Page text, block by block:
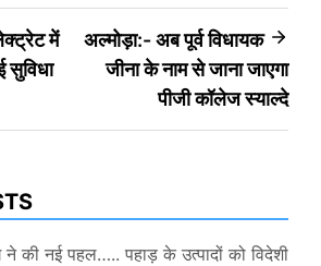
में
सुविधा
अल्मोड़ा:- अब पूर्व विधायक
जीना के नाम से जाना जाएगा
पीजी कॉलेज स्याल्दे
ने की नई पहल….. पहाड़ के उत्पादों को विदेशी